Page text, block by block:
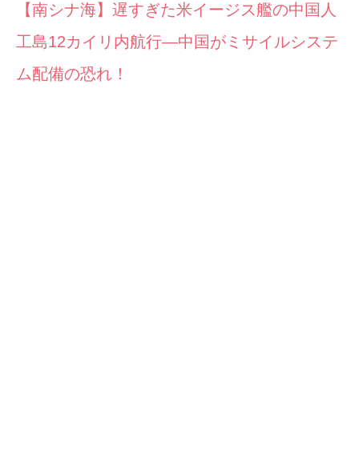
【南シナ海】遅すぎた米イージス艦の中国人
工島12カイリ内航行―中国がミサイルシステ
ム配備の恐れ！